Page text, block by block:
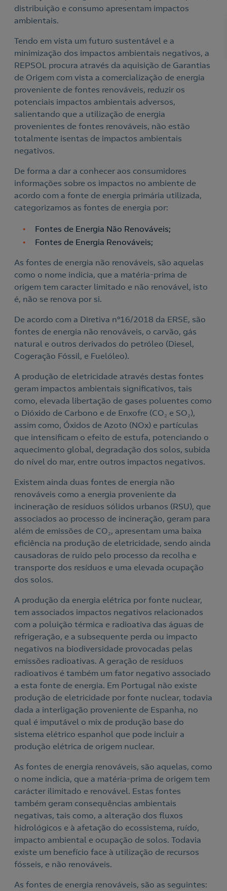
Contacte-nos
Contacte-nos para novas contratações
o
Nós ligamos!
Acepto lapolítica de protección de datos.
Nós ligamos!
distribuição e consumo apresentam impactos
ambientais.
Tendo em vista um futuro sustentável e a
minimização dos impactos ambientais negativos, a
REPSOL procura através da aquisição de Garantias
de Origem com vista a comercialização de energia
proveniente de fontes renováveis, reduzir os
potenciais impactos ambientais adversos,
salientando que a utilização de energia
provenientes de fontes renováveis, não estão
totalmente isentas de impactos ambientais
negativos.
De forma a dar a conhecer aos consumidores
informações sobre os impactos no ambiente de
acordo com a fonte de energia primária utilizada,
categorizamos as fontes de energia por:
Fontes de Energia Não Renováveis;
Fontes de Energia Renováveis;
As fontes de energia não renováveis, são aquelas
como o nome indicia, que a matéria-prima de
origem tem caracter limitado e não renovável, isto
é, não se renova por si.
De acordo com a Diretiva nº16/2018 da ERSE, são
fontes de energia não renováveis, o carvão, gás
natural e outros derivados do petróleo (Diesel,
Cogeração Fóssil, e Fuelóleo).
A produção de eletricidade através destas fontes
geram impactos ambientais significativos, tais
como, elevada libertação de gases poluentes como
o Dióxido de Carbono e de Enxofre (CO₂ e SO₂),
assim como, Óxidos de Azoto (NOx) e partículas
que intensificam o efeito de estufa, potenciando o
aquecimento global, degradação dos solos, subida
do nível do mar, entre outros impactos negativos.
Existem ainda duas fontes de energia não
renováveis como a energia proveniente da
incineração de resíduos sólidos urbanos (RSU), que
associados ao processo de incineração, geram para
além de emissões de CO₂, apresentam uma baixa
eficiência na produção de eletricidade, sendo ainda
causadoras de ruido pelo processo da recolha e
transporte dos resíduos e uma elevada ocupação
dos solos.
A produção da energia elétrica por fonte nuclear,
tem associados impactos negativos relacionados
com a poluição térmica e radioativa das águas de
refrigeração, e a subsequente perda ou impacto
negativos na biodiversidade provocadas pelas
emissões radioativas. A geração de resíduos
radioativos é também um fator negativo associado
a esta fonte de energia. Em Portugal não existe
produção de eletricidade por fonte nuclear, todavia
dada a interligação proveniente de Espanha, no
qual é imputável o mix de produção base do
sistema elétrico espanhol que pode incluir a
produção elétrica de origem nuclear.
As fontes de energia renováveis, são aquelas, como
o nome indicia, que a matéria-prima de origem tem
carácter ilimitado e renovável. Estas fontes
também geram consequências ambientais
negativas, tais como, a alteração dos fluxos
hidrológicos e à afetação do ecossistema, ruído,
impacto ambiental e ocupação de solos. Todavia
existe um benefício face à utilização de recursos
fósseis, e não renováveis.
As fontes de energia renováveis, são as seguintes: